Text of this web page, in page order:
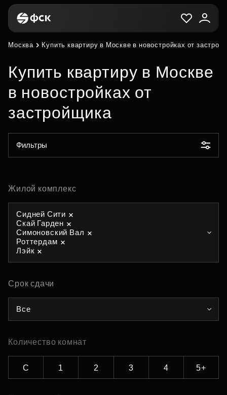
Москва Купить квартиру в Москве в новостройках от
Купить квартиру в Москве
в новостройках от
застройщика
Фильтры
Жилой комплекс
Сидней Сити
Скай Гарден
Симоновский Вал
Роттердам
Лэйк
Срок сдачи
Все
Количество комнат
С 1 2 3 4 5+